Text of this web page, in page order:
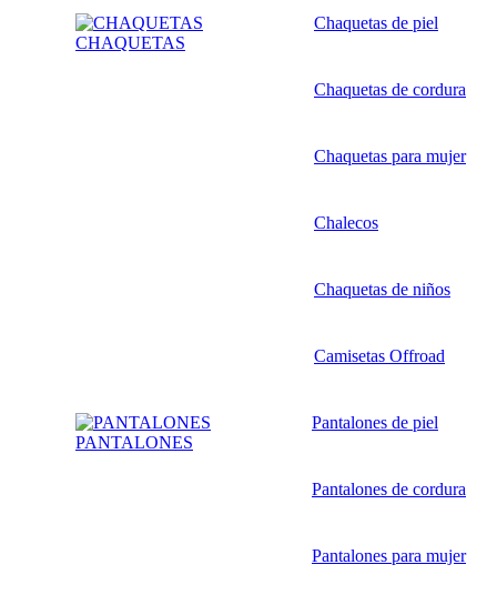
CHAQUETAS
Chaquetas de piel
Chaquetas de cordura
Chaquetas para mujer
Chalecos
Chaquetas de niños
Camisetas Offroad
PANTALONES
Pantalones de piel
Pantalones de cordura
Pantalones para mujer